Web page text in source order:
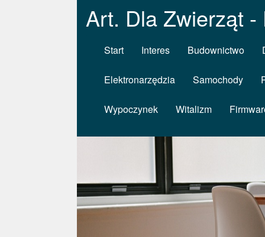
Art. Dla Zwierząt
Start Interes Budownictwo
Elektronarzędzia Samochody
Wypoczynek Witalizm